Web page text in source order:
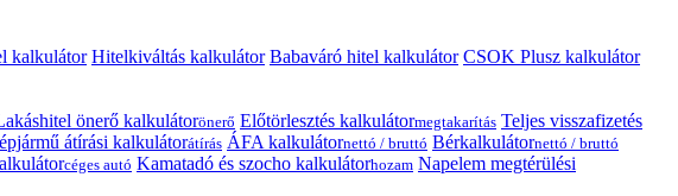
kalkulátor Hitelkiváltás kalkulátor Babaváró hitel kalkulátor CSOK Plusz kalkulátor
önerő kalkulátorönerő Előtörlesztés kalkulátormegtakarítás Teljes visszafizetés
átírási kalkulátorátírás ÁFA kalkulátornettó / bruttó Bérkalkulátornettó / bruttó
céges autó Kamatadó és szocho kalkulátorhozam Napelem megtérülési